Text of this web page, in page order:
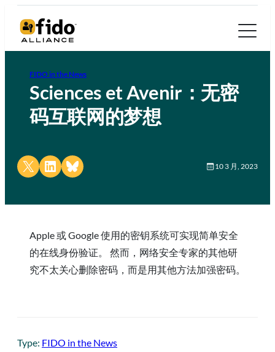
FIDO in the News
Sciences et Avenir：无密
码互联网的梦想
Share on X Share on LinkedIn
Share on Bluesky 10 3 月, 2023
Apple 或 Google 使用的密钥系统可实现简单安全
的在线身份验证。 然而，网络安全专家的其他研
究不太关心删除密码，而是用其他方法加强密码。
Type: FIDO in the News